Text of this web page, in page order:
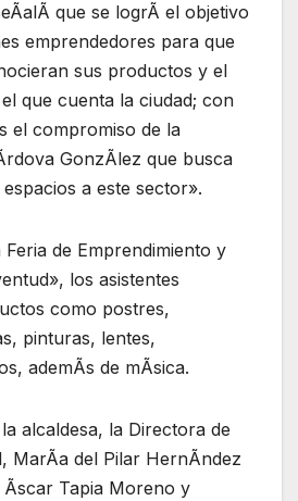
que se logrÃ el objetivo
emprendedores para que
sus productos y el
que cuenta la ciudad; con
el compromiso de la
GonzÃlez que busca
a este sector».
Feria de Emprendimiento y
los asistentes
como postres,
pinturas, lentes,
ademÃs de mÃsica.
alcaldesa, la Directora de
MarÃa del Pilar HernÃndez
Tapia Moreno y